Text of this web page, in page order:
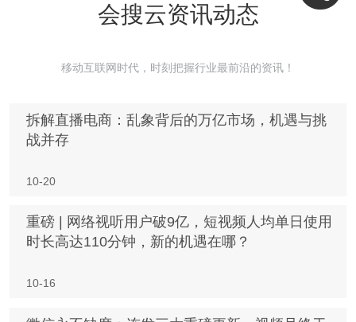
会搜云资讯动态
移动互联网时代，时刻把握行业最前沿的资讯！
拆解直播电商：乱象背后的万亿市场，机遇与挑
战并存
10-20
重磅 | 网络视听用户破9亿，短视频人均单日使用
时长高达110分钟，新的机遇在哪？
10-16